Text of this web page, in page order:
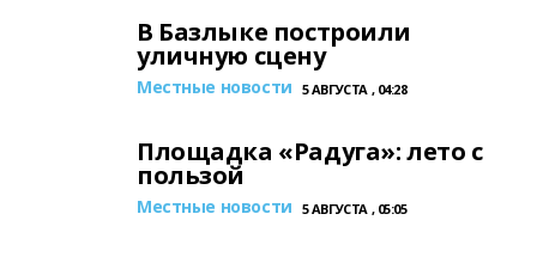
В Базлыке построили
уличную сцену
Местные новости 5 АВГУСТА , 04:28
Площадка «Радуга»: лето с
пользой
Местные новости 5 АВГУСТА , 05:05